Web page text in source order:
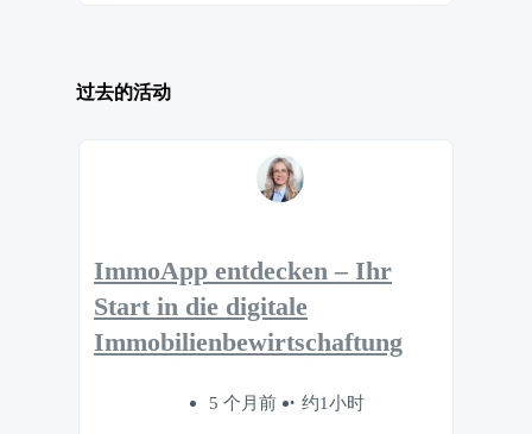
过去的活动
ImmoApp entdecken – Ihr
Start in die digitale
Immobilienbewirtschaftung
5 个月前 约1小时